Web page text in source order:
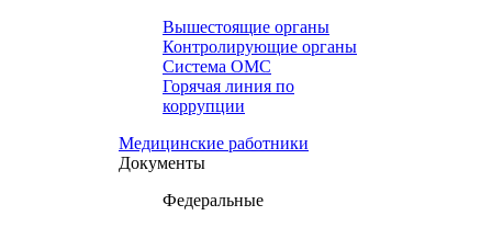
Вышестоящие органы
Контролирующие органы
Система ОМС
Горячая линия по
коррупции
Медицинские работники
Документы
Федеральные